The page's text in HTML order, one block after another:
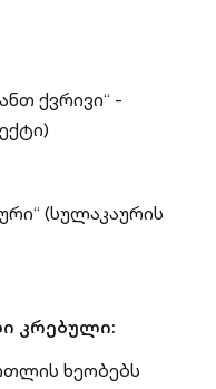
ქვრივი“ -
(სულაკაურის
კრებული:
ხეობებს